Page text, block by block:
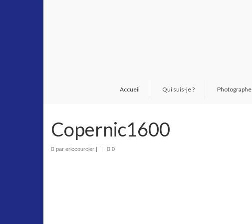
Accueil Qui suis-je ? Photographe
Copernic1600
par ericcourcier | | 0